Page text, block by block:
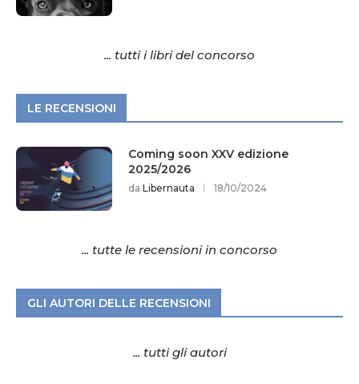
... tutti i libri del concorso
LE RECENSIONI
Coming soon XXV edizione
2025/2026
da Libernauta 18/10/2024
... tutte le recensioni in concorso
GLI AUTORI DELLE RECENSIONI
... tutti gli autori